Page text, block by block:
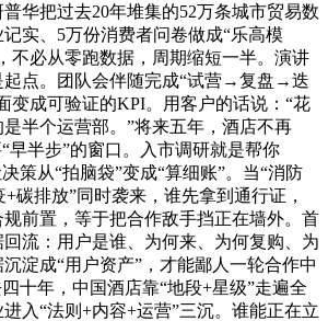
华把过去20年堆集的52万条城市贸易数
实、5万份消费者问卷做成“乐高模
不必从零跑数据，周期缩短一半。演讲
起点。团队会伴随完成“试营→复盘→迭
变成可验证的KPI。用客户的话说：“花
半个运营部。”将来五年，酒店不再
早半步”的窗口。入市调研就是帮你
策从“拍脑袋”变成“算细账”。当“消防
碳排放”同时袭来，谁先拿到通行证，
前置，等于把合作敌手挡正在墙外。首
流：用户是谁、为何来、为何复购、为
淀成“用户资产”，才能鄙人一轮合作中
十年，中国酒店靠“地段+星级”走遍全
入“法则+内容+运营”三沉。谁能正在立